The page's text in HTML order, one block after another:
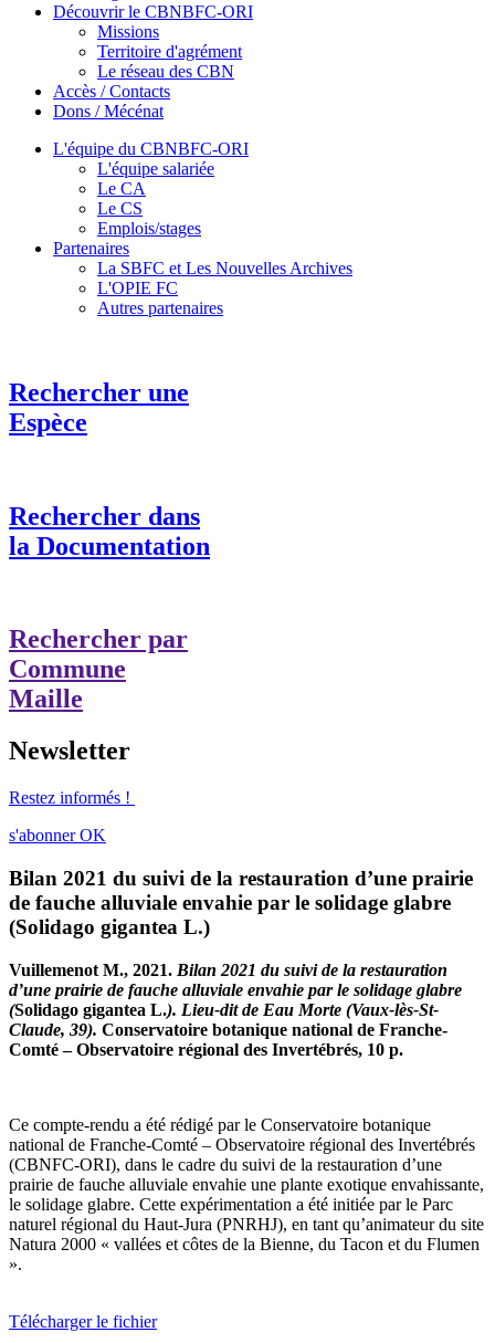
Découvrir le CBNBFC-ORI
Missions
Territoire d'agrément
Le réseau des CBN
Accès / Contacts
Dons / Mécénat
L'équipe du CBNBFC-ORI
L'équipe salariée
Le CA
Le CS
Emplois/stages
Partenaires
La SBFC et Les Nouvelles Archives
L'OPIE FC
Autres partenaires
Rechercher une
Espèce
Rechercher dans
la Documentation
Rechercher par
Commune
Maille
Newsletter
Restez informés !
s'abonner OK
Bilan 2021 du suivi de la restauration d’une prairie
de fauche alluviale envahie par le solidage glabre
(Solidago gigantea L.)
Vuillemenot M., 2021. Bilan 2021 du suivi de la restauration
d’une prairie de fauche alluviale envahie par le solidage glabre
(Solidago gigantea L.). Lieu-dit de Eau Morte (Vaux-lès-St-
Claude, 39). Conservatoire botanique national de Franche-
Comté – Observatoire régional des Invertébrés, 10 p.
Ce compte-rendu a été rédigé par le Conservatoire botanique
national de Franche-Comté – Observatoire régional des Invertébrés
(CBNFC-ORI), dans le cadre du suivi de la restauration d’une
prairie de fauche alluviale envahie une plante exotique envahissante,
le solidage glabre. Cette expérimentation a été initiée par le Parc
naturel régional du Haut-Jura (PNRHJ), en tant qu’animateur du site
Natura 2000 « vallées et côtes de la Bienne, du Tacon et du Flumen
».
Télécharger le fichier